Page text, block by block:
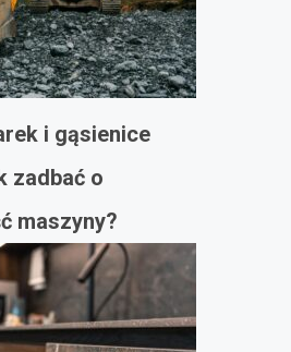
i gąsienice
zadbać o
maszyny?